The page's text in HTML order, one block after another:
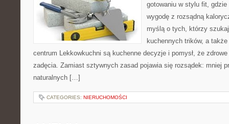
gotowaniu w stylu fit, gdzie
wygodę z rozsądną
myślą o tych, którzy
kuchennych trików, a
centrum Lekkowkuchni są kuchenne decyzje i pomysł, że
zadęcia. Zamiast sztywnych zasad pojawia się rozsądek: mniej
naturalnych […]
CATEGORIES: NIERUCHOMOŚCI